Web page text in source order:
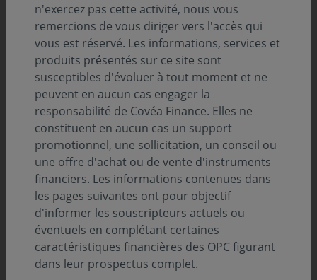
Covéa Finance, société de gestion de
portefeuille de Covéa, groupe réunissant les
marques MAAF, MMA et GMF, vous alerte de
la recrudescence de tentative de fraude ou
d’escroquerie.
Les auteurs de ces propositions n’hésitent pas à
usurper le nom, l’adresse, le logo et/ou le
numéro d’agrément d’acteurs autorisés ainsi
que le nom d’employés desdits acteurs (dont
celui de Covéa Finance).
Ils font également référence à desentités et
desproduits fictifsà des fins
n'exercez pas cette activité, nous vous
remercions de vous diriger vers l'accès qui
vous est réservé. Les informations, services et
produits présentés sur ce site sont
susceptibles d'évoluer à tout moment et ne
peuvent en aucun cas engager la
responsabilité de Covéa Finance. Elles ne
constituent en aucun cas un support
promotionnel, une sollicitation, un conseil ou
une offre d'achat ou de vente d'instruments
financiers. Les informations contenues dans
les pages suivantes ont pour objectif
d'informer les souscripteurs actuels ou
éventuels en complétant certaines
caractéristiques financières des OPC figurant
dans leur prospectus complet.